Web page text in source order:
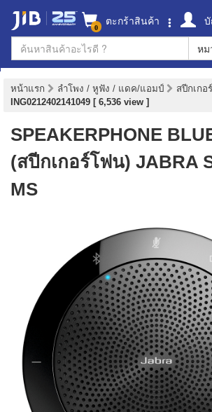
0 ตะกร้าสินค้า
ห
หน้าแรก ลำโพง / หูฟัง / แดค/แอมป์ สปีกเกอ
ING0212402141049 [ 6,536 view ]
SPEAKERPHONE
(สปีกเกอร์โฟน) JABRA
MS